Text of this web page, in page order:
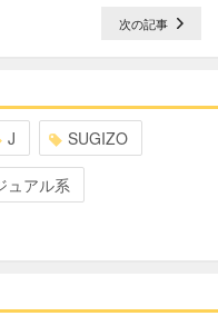
次の記事
J SUGIZO
ュアル系